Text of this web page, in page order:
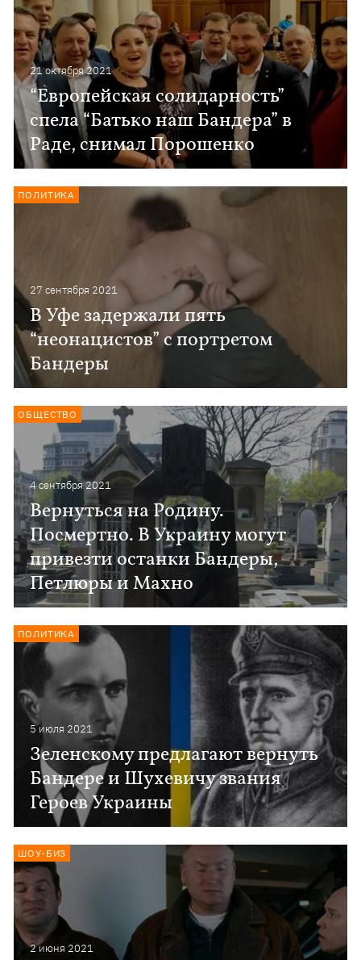
21 октября 2021
“Европейская солидарность”
спела “Батько наш Бандера” в
Раде, снимал Порошенко
27 сентября 2021
В Уфе задержали пять
“неонацистов” с портретом
Бандеры
ПОЛИТИКА
4 сентября 2021
Вернуться на Родину.
Посмертно. В Украину могут
привезти останки Бандеры,
Петлюры и Махно
ОБЩЕСТВО
5 июля 2021
Зеленскому предлагают вернуть
Бандере и Шухевичу звания
Героев Украины
ПОЛИТИКА
2 июня 2021
ШОУ-БИЗ